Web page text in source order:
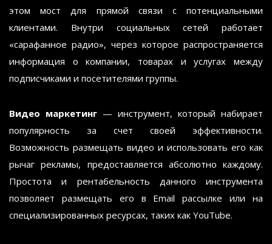
этом мост для прямой связи с потенциальными
клиентами. Внутри социальных сетей работает
«сарафанное радио», через которое распространяется
информация о компании, товарах и услугах между
подписчиками и посетителями группы.
Видео маркетинг — инструмент, который набирает
популярность за счет своей эффективности.
Возможность размещать видео и использовать его как
рычаг рекламы, предоставляется абсолютно каждому.
Простота и рентабельность данного инструмента
позволяет размещать его в Email рассылке или на
специализированных ресурсах, таких как YouTube.